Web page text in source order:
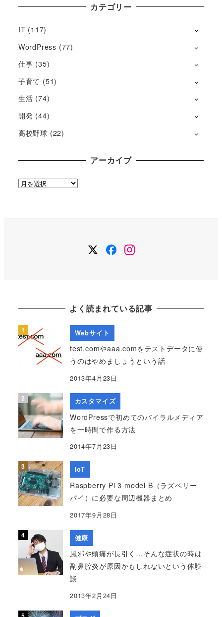
カテゴリー
IT (117)
WordPress (77)
仕事 (35)
子育て (51)
生活 (74)
開発 (44)
高校野球 (22)
アーカイブ
ア
Twitter
Facebook
Instagram
よく読まれている記事
Webサイト
test.comやaaa.comをテストデータに使
うのはやめましょうという話
2013年4月23日
カスタマイズ
WordPressで初めてのバイラルメディア
を一時間で作る方法
2014年7月23日
IoT
Raspberry Pi 3 model B（ラズベリー
パイ）に必要な周辺機器まとめ
2017年9月28日
健康
風邪や頭痛が長引く…そんな症状の時は
副鼻腔炎が原因かもしれないという体験
談
2013年2月24日